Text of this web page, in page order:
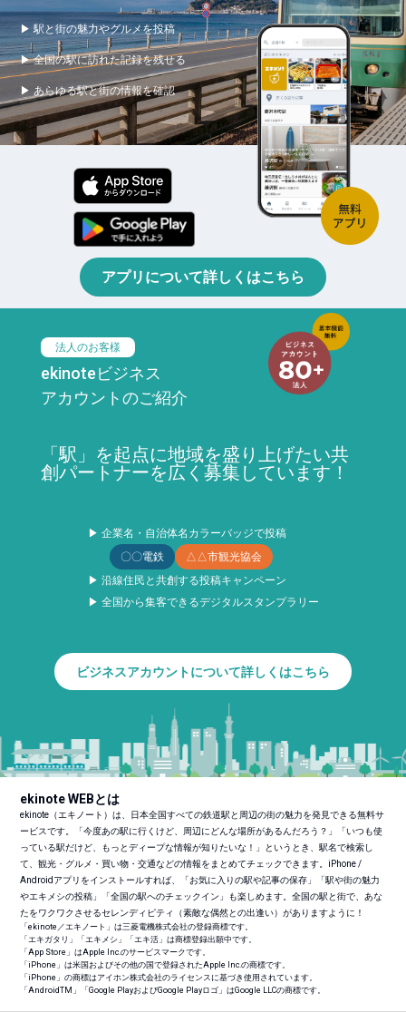
▶ 駅と街の魅力やグルメを投稿
▶ 全国の駅に訪れた記録を残せる
▶ あらゆる駅と街の情報を確認
アプリについて詳しくはこちら
法人のお客様
ekinoteビジネス
アカウントのご紹介
「駅」を起点に地域を盛り上げたい共
創パートナーを広く募集しています！
▶ 企業名・自治体名カラーバッジで投稿
〇〇電鉄
△△市観光協会
▶ 沿線住民と共創する投稿キャンペーン
▶ 全国から集客できるデジタルスタンプラリー
ビジネスアカウントについて詳しくはこちら
ekinote WEBとは
ekinote（エキノート）は、日本全国すべての鉄道駅と周辺の街の魅力を発見できる無料サ
ービスです。「今度あの駅に行くけど、周辺にどんな場所があるんだろう？」「いつも使
っている駅だけど、もっとディープな情報が知りたいな！」というとき、駅名で検索し
て、観光・グルメ・買い物・交通などの情報をまとめてチェックできます。iPhone /
Androidアプリをインストールすれば、「お気に入りの駅や記事の保存」「駅や街の魅力
やエキメシの投稿」「全国の駅へのチェックイン」も楽しめます。全国の駅と街で、あな
たをワクワクさせるセレンディピティ（素敵な偶然との出逢い）がありますように！
「ekinote／エキノート」は三菱電機株式会社の登録商標です。
「エキガタリ」「エキメシ」「エキ活」は商標登録出願中です。
「App Store」はApple Inc.のサービスマークです。
「iPhone」は米国およびその他の国で登録されたApple Inc.の商標です。
「iPhone」の商標はアイホン株式会社のライセンスに基づき使用されています。
「AndroidTM 」「Google PlayおよびGoogle Playロゴ」はGoogle LLCの商標です。